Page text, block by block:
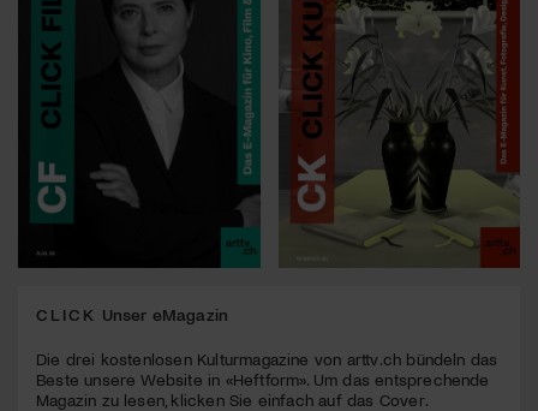
CLICK Unser eMagazin
Die drei kostenlosen Kulturmagazine von arttv.ch bündeln das
Beste unsere Website in «Heftform». Um das entsprechende
Magazin zu lesen, klicken Sie einfach auf das Cover.